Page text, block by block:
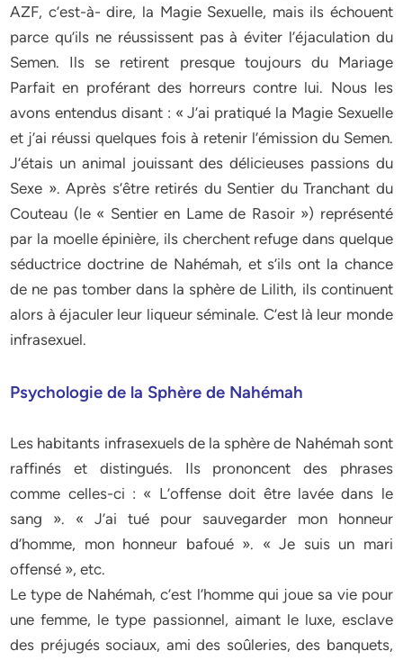
AZF, c’est-à- dire, la Magie Sexuelle, mais ils échouent
parce qu’ils ne réussissent pas à éviter l’éjaculation du
Semen. Ils se retirent presque toujours du Mariage
Parfait en proférant des horreurs contre lui. Nous les
avons entendus disant : « J’ai pratiqué la Magie Sexuelle
et j’ai réussi quelques fois à retenir l’émission du Semen.
J’étais un animal jouissant des délicieuses passions du
Sexe ». Après s’être retirés du Sentier du Tranchant du
Couteau (le « Sentier en Lame de Rasoir ») représenté
par la moelle épinière, ils cherchent refuge dans quelque
séductrice doctrine de Nahémah, et s’ils ont la chance
de ne pas tomber dans la sphère de Lilith, ils continuent
alors à éjaculer leur liqueur séminale. C’est là leur monde
infrasexuel.
Psychologie de la Sphère de Nahémah
Les habitants infrasexuels de la sphère de Nahémah sont
raffinés et distingués. Ils prononcent des phrases
comme celles-ci : « L’offense doit être lavée dans le
sang ». « J’ai tué pour sauvegarder mon honneur
d’homme, mon honneur bafoué ». « Je suis un mari
offensé », etc.
Le type de Nahémah, c’est l’homme qui joue sa vie pour
une femme, le type passionnel, aimant le luxe, esclave
des préjugés sociaux, ami des soûleries, des banquets,